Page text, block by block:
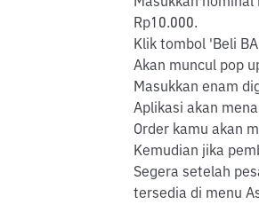
Rp10.000.
Klik tombol 'Beli
Akan muncul pop
Masukkan enam
Aplikasi akan
Order kamu akan
Kemudian jika
Segera setelah
tersedia di menu